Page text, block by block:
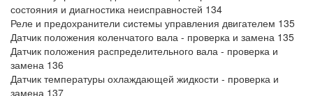
состояния и диагностика неисправностей 134
Реле и предохранители системы управления двигателем 135
Датчик положения коленчатого вала - проверка и замена 135
Датчик положения распределительного вала - проверка и
замена 136
Датчик температуры охлаждающей жидкости - проверка и
замена 137